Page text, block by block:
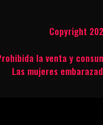
Copyright
la venta y
Las mujeres